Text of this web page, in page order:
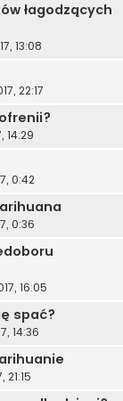
łagodzących
13:08
22:17
14:29
0:42
0:36
16:05
spać?
14:36
21:15